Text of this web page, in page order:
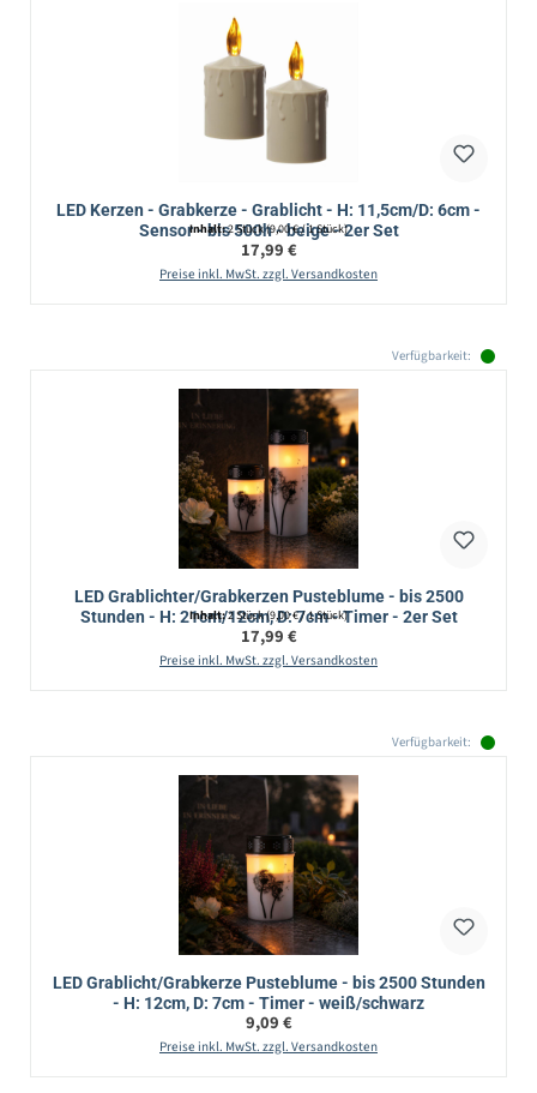
LED Kerzen - Grabkerze - Grablicht - H: 11,5cm/D: 6cm -
Sensor - bis 500h - beige - 2er Set
Inhalt:2 Stück(9,00 € / 1 Stück)
Regulärer Preis:
17,99 €
Preise inkl. MwSt. zzgl. Versandkosten
Verfügbarkeit:
LED Grablichter/Grabkerzen Pusteblume - bis 2500
Stunden - H: 21cm/12cm, D: 7cm - Timer - 2er Set
Inhalt:2 Stück(9,00 € / 1 Stück)
Regulärer Preis:
17,99 €
Preise inkl. MwSt. zzgl. Versandkosten
Verfügbarkeit:
LED Grablicht/Grabkerze Pusteblume - bis 2500 Stunden
- H: 12cm, D: 7cm - Timer - weiß/schwarz
Regulärer Preis:
9,09 €
Preise inkl. MwSt. zzgl. Versandkosten